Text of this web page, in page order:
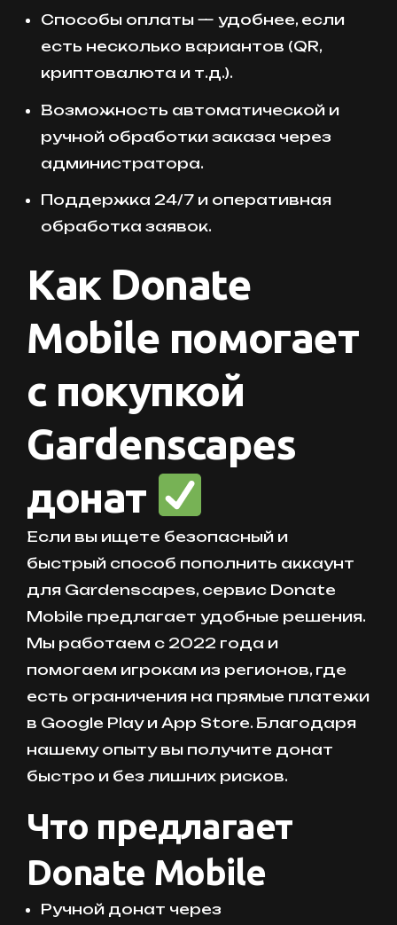
Способы оплаты — удобнее, если
есть несколько вариантов (QR,
криптовалюта и т.д.).
Возможность автоматической и
ручной обработки заказа через
администратора.
Поддержка 24/7 и оперативная
обработка заявок.
Как Donate
Mobile помогает
с покупкой
Gardenscapes
донат
Если вы ищете безопасный и
быстрый способ пополнить аккаунт
для Gardenscapes, сервис Donate
Mobile предлагает удобные решения.
Мы работаем с 2022 года и
помогаем игрокам из регионов, где
есть ограничения на прямые платежи
в Google Play и App Store. Благодаря
нашему опыту вы получите донат
быстро и без лишних рисков.
Что предлагает
Donate Mobile
Ручной донат через